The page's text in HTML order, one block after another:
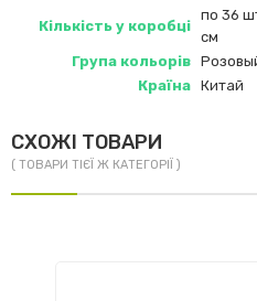
Кількість у коробці
по 36
см
Група кольорів
Країна Китай
СХОЖІ ТОВАРИ
( ТОВАРИ ТІЄЇ Ж КАТЕГОРІЇ )